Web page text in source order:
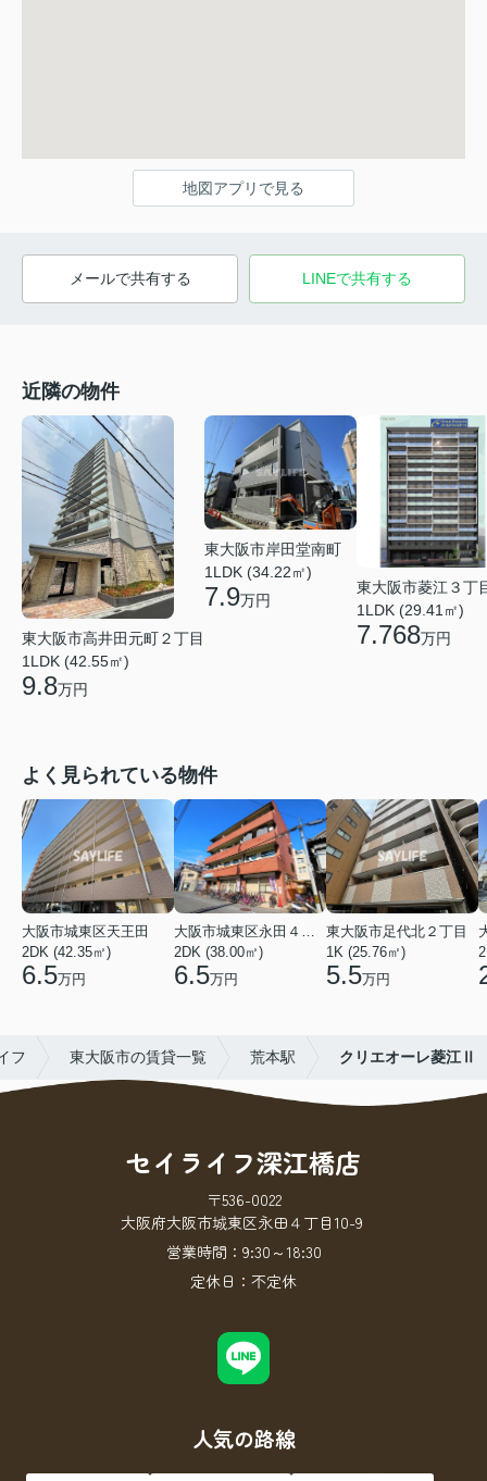
地図アプリで見る
メールで共有する LINEで共有する
近隣の物件
東大阪市高井田元町２丁目
1LDK (42.55㎡)
9.8万円
東大阪市岸田堂南町
1LDK (34.22㎡)
7.9万円
東大阪市菱江３丁
1LDK (29.41㎡)
7.768万円
よく見られている物件
大阪市城東区天王田
2DK (42.35㎡)
6.5万円
2DK (38.00㎡)
6.5万円
東大阪市足代北２丁目
1K (25.76㎡)
5.5万円
フ 東大阪市の賃貸一覧 荒本駅 クリエオーレ菱江Ⅱ
セイライフ深江橋店
〒536-0022
大阪府大阪市城東区永田４丁目10-9
営業時間： 9:30～18:30
定休日： 不定休
人気の路線